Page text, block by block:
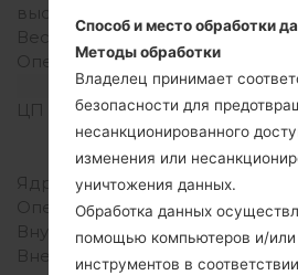
высота)
Вес
123
Операционная система
Аппаратное
ЦП (процессор)
800
Ядра процессора
Оперативная память
Внутренняя память
Внешняя память
Способ и место обработки
Методы обработки
Владелец принимает
безопасности для
несанкционированного
изменения или
уничтожения данных.
Обработка данных
помощью компьютеров и/
инструментов в